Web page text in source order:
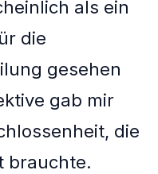
als ein
die
gesehen
gab mir
die
brauchte.